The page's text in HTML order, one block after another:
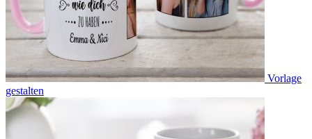
Vorlage
gestalten